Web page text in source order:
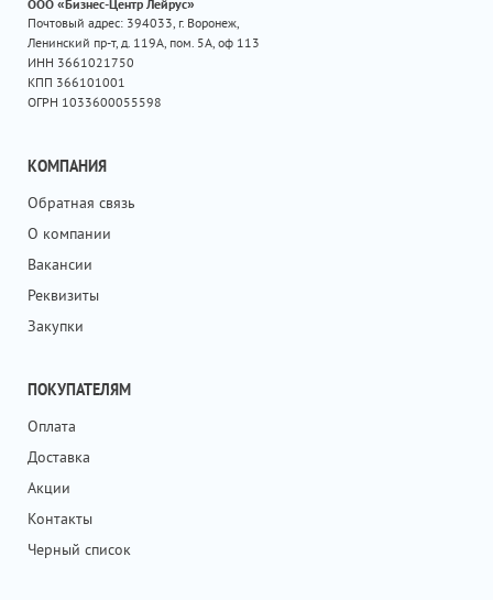
ООО «Бизнес-Центр Лейрус»
Почтовый адрес: 394033, г. Воронеж,
Ленинский пр-т, д. 119А, пом. 5А, оф 113
ИНН 3661021750
КПП 366101001
ОГРН 1033600055598
КОМПАНИЯ
Обратная связь
О компании
Вакансии
Реквизиты
Закупки
ПОКУПАТЕЛЯМ
Оплата
Доставка
Акции
Контакты
Черный список